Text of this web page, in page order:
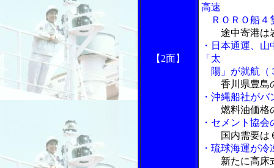
【2面】
高速
ＲＯＲＯ船４
途中寄港は
・日本通運、
「太
陽」が就航（
香川県豊島
・沖縄船社が
燃料油価格
・セメント協
国内需要は
・琉球海運が
新たに高床